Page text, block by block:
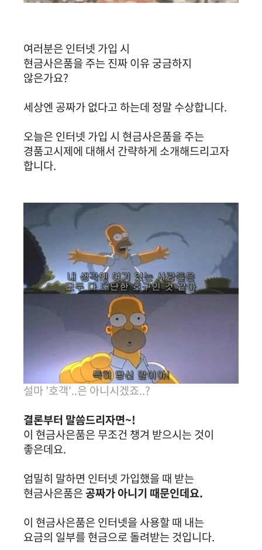
여러분은 인터넷 가입 시
현금사은품을 주는 진짜 이유 궁금하지
않은가요?
세상엔 공짜가 없다고 하는데 정말 수상합니다.
오늘은 인터넷 가입 시 현금사은품을 주는
경품고시제에 대해서 간략하게 소개해드리고자
합니다.
설마 '호객'..은 아니시겠죠..?
결론부터 말씀드리자면~!
이 현금사은품은 무조건 챙겨 받으시는 것이
좋은데요.
엄밀히 말하면 인터넷 가입했을 때 받는
현금사은품은공짜가 아니기 때문인데요.
이 현금사은품은 인터넷을 사용할 때 내는
요금의 일부를 현금으로 돌려받는 것입니다.